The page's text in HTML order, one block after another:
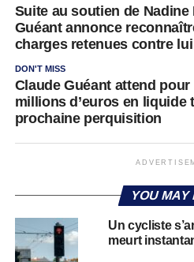
Suite au soutien de Nadine
Guéant annonce
charges retenues contre lui
DON'T MISS
Claude Guéant attend
millions d’euros en liquide
prochaine perquisition
YOU MAY
Un cycliste
meurt